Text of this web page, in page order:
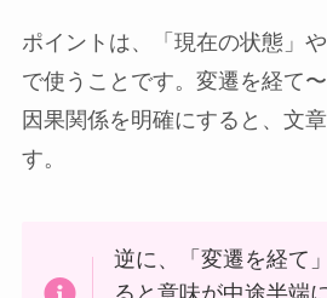
ポイントは、「現在の状態」
で使うことです。変遷を経て
因果関係を明確にすると、文
す。
逆に、「変遷を経て